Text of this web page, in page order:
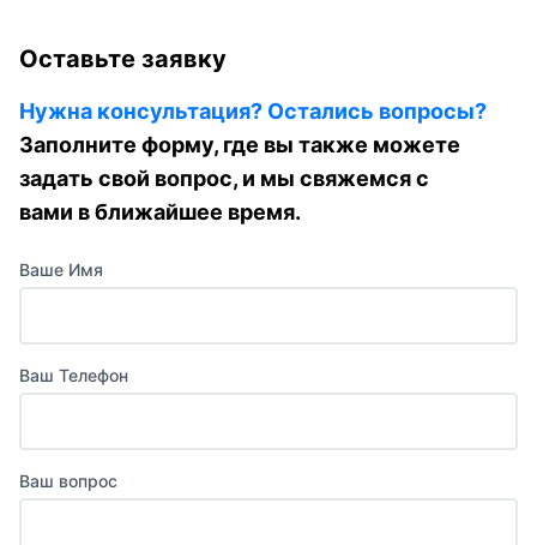
Оставьте заявку
Нужна консультация? Остались вопросы?
Заполните форму, где вы также можете
задать свой вопрос, и мы свяжемся с
вами в ближайшее время.
Ваше Имя
Ваш Телефон
Ваш вопрос